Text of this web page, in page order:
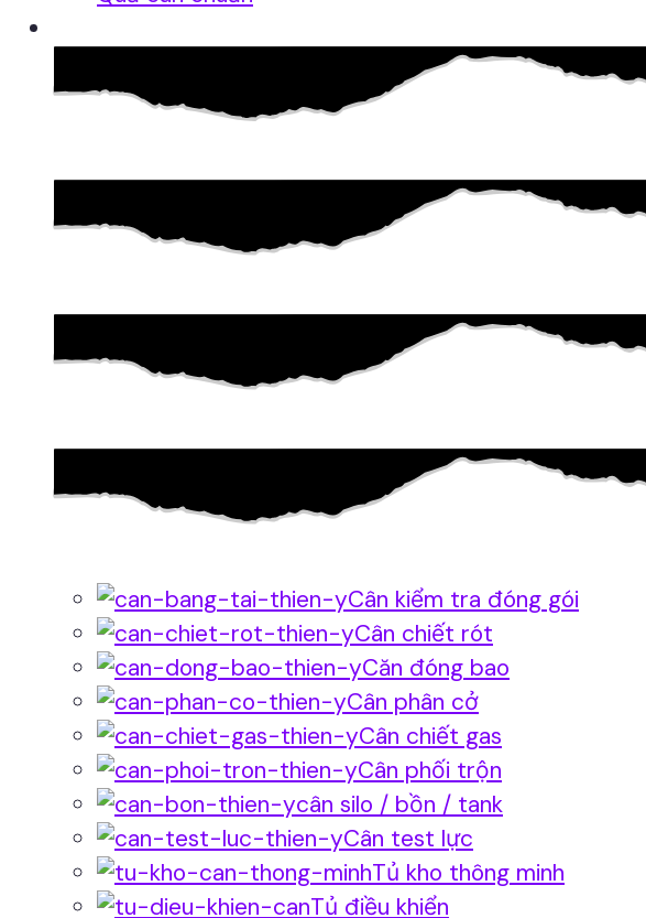
Cân kiểm tra đóng gói
Cân chiết rót
Căn đóng bao
Cân phân cở
Cân chiết gas
Cân phối trộn
cân silo / bồn / tank
Cân test lực
Tủ kho thông minh
Tủ điều khiển